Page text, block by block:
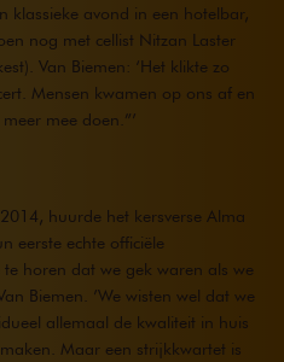
klassieke avond in een hotelbar,
nog met cellist Nitzan Laster
Van Biemen: ‘Het klikte zo
Mensen kwamen op ons af en
mee doen.”’
huurde het kersverse Alma
eerste echte officiële
horen dat we gek waren als we
Biemen. ’We wisten wel dat we
allemaal de kwaliteit in huis
Maar een strijkkwartet is